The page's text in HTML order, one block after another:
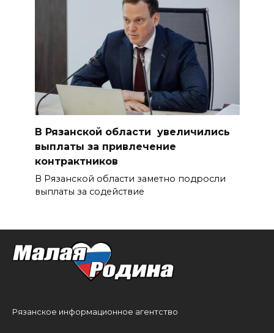
В Рязанской области увеличились
выплаты за привлечение
контрактников
В Рязанской области заметно подросли
выплаты за содействие
Рязанское информационное агентство